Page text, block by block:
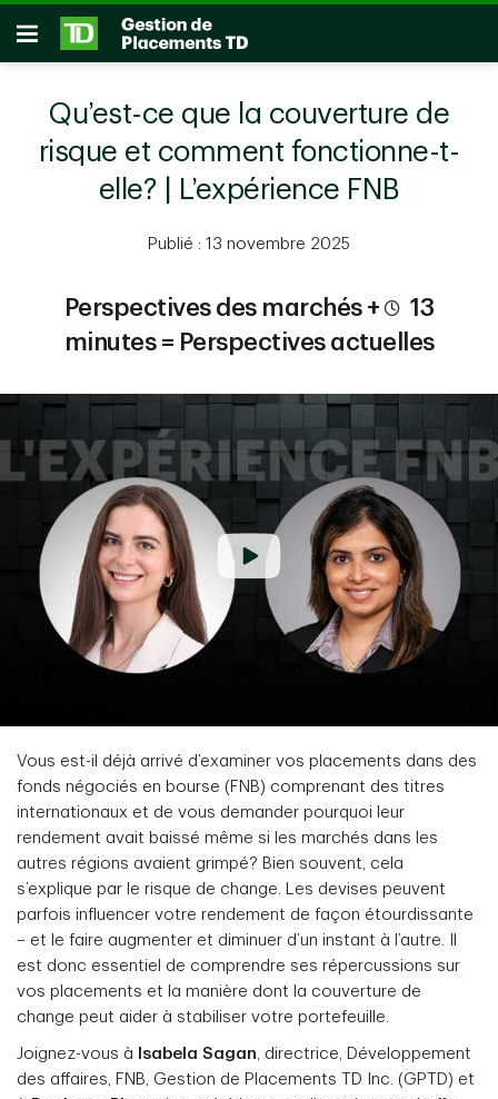
Passer au contenu principal
Ouvrir
Qu’est-ce que la couverture de
risque et comment fonctionne-t-
elle? | L’expérience FNB
Publié : 13 novembre 2025
Perspectives des marchés +
13
minutes = Perspectives actuelles
Vous est-il déjà arrivé d’examiner vos placements dans des
fonds négociés en bourse (FNB) comprenant des titres
internationaux et de vous demander pourquoi leur
rendement avait baissé même si les marchés dans les
autres régions avaient grimpé? Bien souvent, cela
s’explique par le risque de change. Les devises peuvent
parfois influencer votre rendement de façon étourdissante
– et le faire augmenter et diminuer d’un instant à l’autre. Il
est donc essentiel de comprendre ses répercussions sur
vos placements et la manière dont la couverture de
change peut aider à stabiliser votre portefeuille.
Joignez-vous à Isabela Sagan , directrice, Développement
des affaires, FNB, Gestion de Placements TD Inc. (GPTD) et